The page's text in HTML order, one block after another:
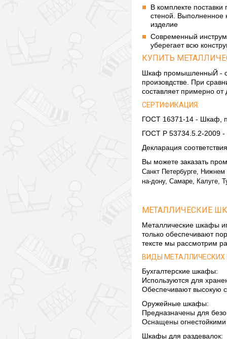
В комплекте
стеной. Выполненное
изделие
Современный
уберегает всю
КУПИТЬ
Шкаф промышленныЙ -
произовдстве. При
составляет примерно от
СЕРТИФИКАЦИЯ:
ГОСТ 16371-14 - Шкаф,
ГОСТ Р 53734.5.2-2009 -
Декларация
Вы можете заказать
Санкт Петербурге,
на-дону, Самаре, Калуге,
МЕТАЛЛИЧЕСКИЕ
Металлические шкафы
только обеспечивают
тексте мы рассмотрим
ВИДЫ
Бухгалтерские шкафы:
Используются для
Обеспечивают высокую
Оружейные шкафы:
Предназначены для
Оснащены
Шкафы для раздевалок: